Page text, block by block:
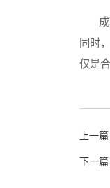
成功
同时
仅是
上一
下一